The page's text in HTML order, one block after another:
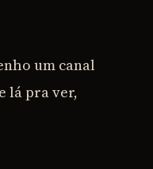
um canal
lá pra ver,